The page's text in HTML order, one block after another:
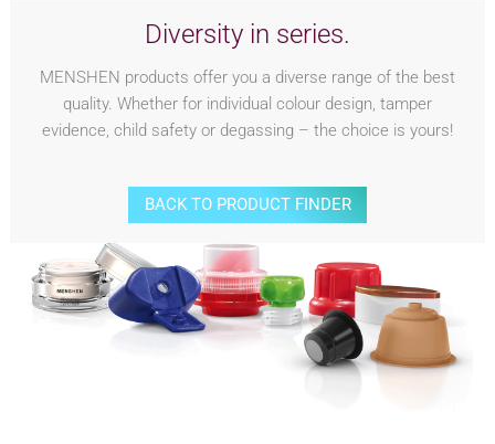
Diversity in series.
MENSHEN products offer you a diverse range of the best
quality. Whether for individual colour design, tamper
evidence, child safety or degassing – the choice is yours!
BACK TO PRODUCT FINDER